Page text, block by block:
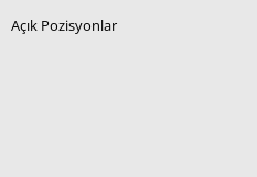
Açık Pozisyonlar